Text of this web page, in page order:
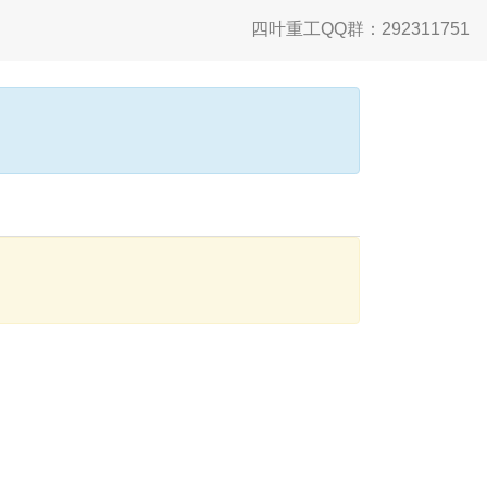
四叶重工QQ群：292311751